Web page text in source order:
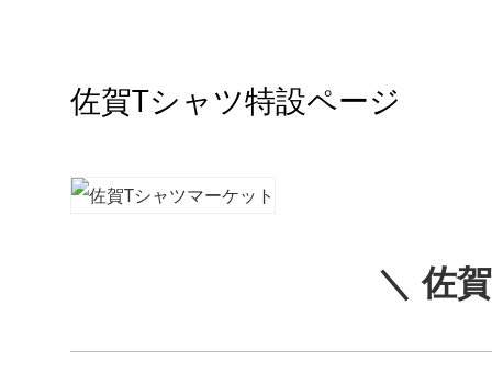
佐賀Tシャツ特設ページ
＼ 佐